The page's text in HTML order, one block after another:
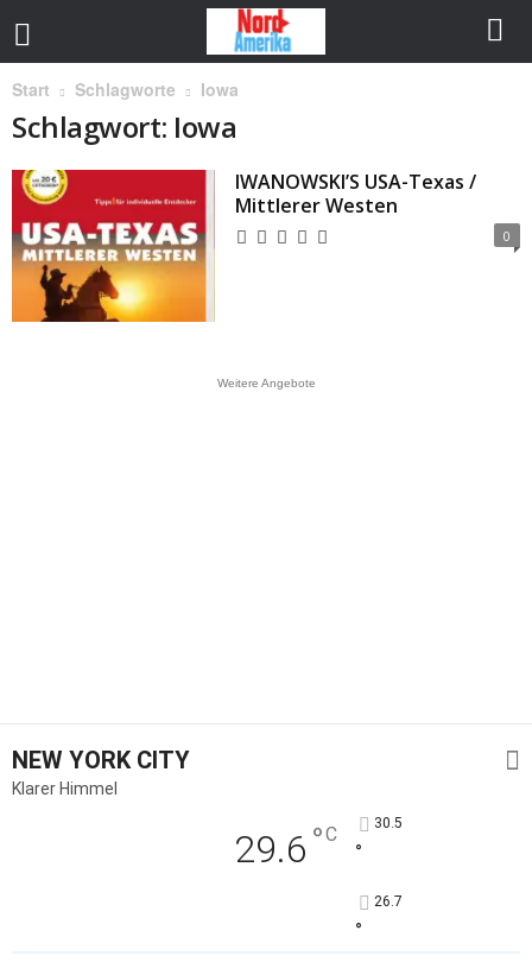
Start Schlagworte Iowa
Schlagwort: Iowa
IWANOWSKI’S USA-Texas /
Mittlerer Westen
0
Weitere Angebote
NEW YORK CITY
Klarer Himmel
29.6 °C 30.5
°
26.7
°